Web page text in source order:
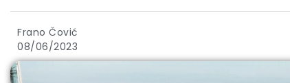
Frano Čović
08/06/2023